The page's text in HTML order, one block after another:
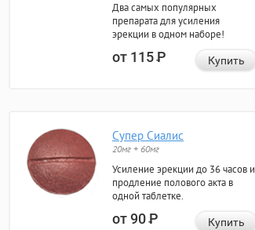
Два самых популярных
препарата для усиления
эрекции в одном наборе!
от 115Р Купить
Супер Сиалис
20мг + 60мг
Усиление эрекции до 36 часов и
продление полового акта в
одной таблетке.
от 90Р Купить